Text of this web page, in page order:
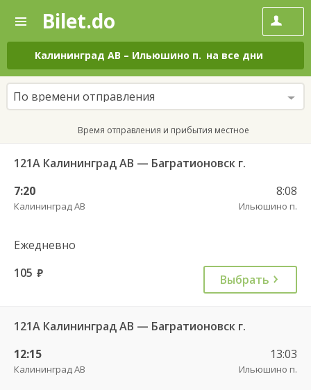
—
Поиск
и
покупка
билетов
на
автобус
онлайн
Bilet.do
Калининград АВ – Ильюшино п. на все дни
По времени отправления
Время отправления и прибытия местное
121А Калининград АВ — Багратионовск г.
7:20
Калининград АВ
8:08
Ильюшино п.
Ежедневно
105 руб. Выбрать
121А Калининград АВ — Багратионовск г.
12:15
Калининград АВ
13:03
Ильюшино п.